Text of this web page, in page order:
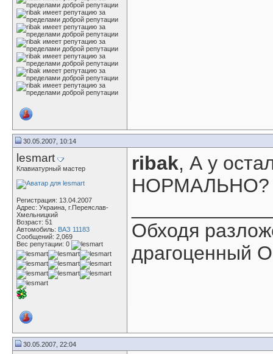
30.05.2007, 10:14
lesmart
Клавиатурный мастер
Регистрация: 13.04.2007
Адрес: Украина, г.Переяслав-
Хмельницкий
Возраст: 51
Автомобиль: ВАЗ 11183
Сообщений: 2,069
Вес репутации: 0
ribak, А у
Обходя
драгоценный
30.05.2007, 22:04